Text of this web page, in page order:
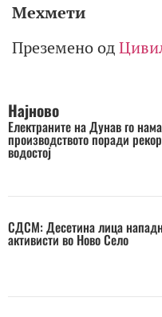
Мехмети
Преземено од
Најново
Електраните на Дунав го
производството поради
водостој
СДСМ: Десетина лица
активисти во Ново Село